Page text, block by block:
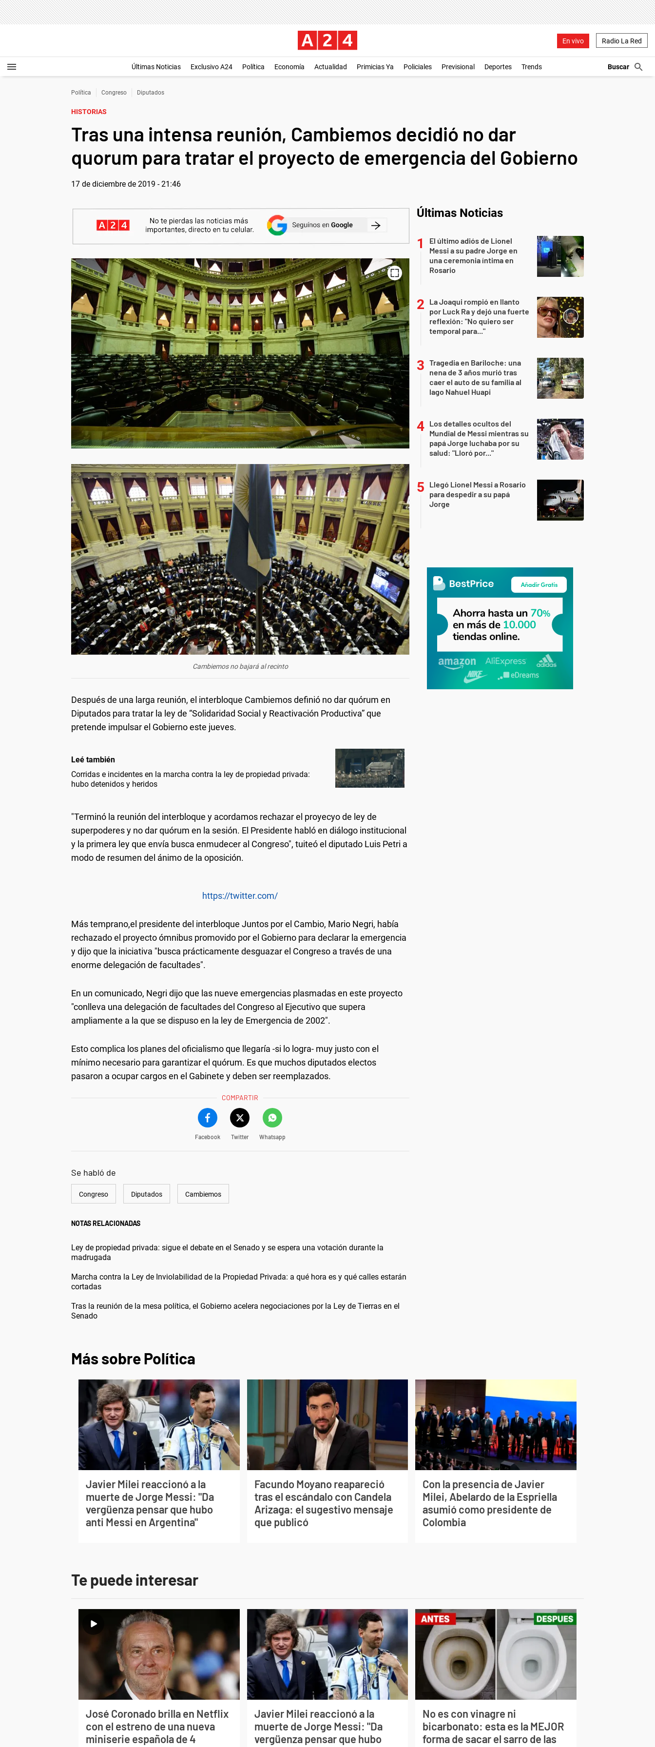
En vivo Radio La Red
Últimas Noticias Exclusivo A24 Política Economía Actualidad Primicias Ya Policiales Previsional Deportes Trends
Política Congreso Diputados
HISTORIAS
Tras una intensa reunión, Cambiemos decidió no dar
quorum para tratar el proyecto de emergencia del Gobierno
17 de diciembre de 2019 - 21:46
Cambiemos no bajará al recinto
Después de una larga reunión, el interbloque Cambiemos definió no dar quórum en
Diputados para tratar la ley de “Solidaridad Social y Reactivación Productiva” que
pretende impulsar el Gobierno este jueves.
Leé también
Corridas e incidentes en la marcha contra la ley de propiedad privada:
hubo detenidos y heridos
"Terminó la reunión del interbloque y acordamos rechazar el proyecyo de ley de
superpoderes y no dar quórum en la sesión. El Presidente habló en diálogo institucional
y la primera ley que envía busca enmudecer al Congreso", tuiteó el diputado Luis Petri a
modo de resumen del ánimo de la oposición.
https://twitter.com/
Más temprano,el presidente del interbloque Juntos por el Cambio, Mario Negri, había
rechazado el proyecto ómnibus promovido por el Gobierno para declarar la emergencia
y dijo que la iniciativa "busca prácticamente desguazar el Congreso a través de una
enorme delegación de facultades".
En un comunicado, Negri dijo que las nueve emergencias plasmadas en este proyecto
"conlleva una delegación de facultades del Congreso al Ejecutivo que supera
ampliamente a la que se dispuso en la ley de Emergencia de 2002".
Esto complica los planes del oficialismo que llegaría -si lo logra- muy justo con el
mínimo necesario para garantizar el quórum. Es que muchos diputados electos
pasaron a ocupar cargos en el Gabinete y deben ser reemplazados.
COMPARTIR
Facebook Twitter Whatsapp
Se habló de
Congreso Diputados Cambiemos
NOTAS RELACIONADAS
Ley de propiedad privada: sigue el debate en el Senado y se espera una votación durante la
madrugada
Marcha contra la Ley de Inviolabilidad de la Propiedad Privada: a qué hora es y qué calles estarán
cortadas
Tras la reunión de la mesa política, el Gobierno acelera negociaciones por la Ley de Tierras en el
Senado
Últimas Noticias
El último adiós de Lionel
Messi a su padre Jorge en
una ceremonia íntima en
Rosario
La Joaqui rompió en llanto
por Luck Ra y dejó una fuerte
reflexión: "No quiero ser
temporal para..."
Tragedia en Bariloche: una
nena de 3 años murió tras
caer el auto de su familia al
lago Nahuel Huapi
Los detalles ocultos del
Mundial de Messi mientras su
papá Jorge luchaba por su
salud: "Lloró por..."
Llegó Lionel Messi a Rosario
para despedir a su papá
Jorge
Más sobre Política
Javier Milei reaccionó a la
muerte de Jorge Messi: "Da
vergüenza pensar que hubo
anti Messi en Argentina"
Facundo Moyano reapareció
tras el escándalo con Candela
Arizaga: el sugestivo mensaje
que publicó
Con la presencia de Javier
Milei, Abelardo de la Espriella
asumió como presidente de
Colombia
Te puede interesar
José Coronado brilla en Netflix
con el estreno de una nueva
miniserie española de 4
Javier Milei reaccionó a la
muerte de Jorge Messi: "Da
vergüenza pensar que hubo
No es con vinagre ni
bicarbonato: esta es la MEJOR
forma de sacar el sarro de las